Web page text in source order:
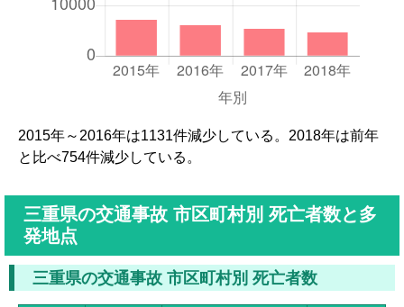
2015年～2016年は1131件減少している。2018年は前年
と比べ754件減少している。
三重県の交通事故 市区町村別 死亡者数と多
発地点
三重県の交通事故 市区町村別 死亡者数